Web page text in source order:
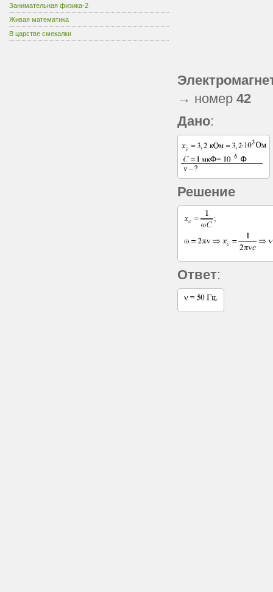
Занимательная физика-2
Живая математика
В царстве смекалки
→ номер 42
Дано:
Решение
Ответ: